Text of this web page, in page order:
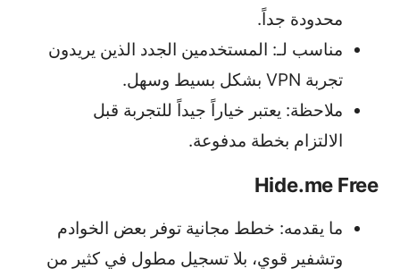
محدودة جداً.
مناسب لـ: المستخدمين الجدد الذين يريدون
تجربة VPN بشكل بسيط وسهل.
ملاحظة: يعتبر خياراً جيداً للتجربة قبل
الالتزام بخطة مدفوعة.
Hide.me Free
ما يقدمه: خطط مجانية توفر بعض الخوادم
وتشفير قوي، بلا تسجيل مطول في كثير من